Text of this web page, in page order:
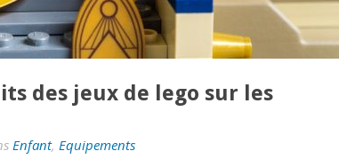
des jeux de lego sur les
Enfant, Equipements